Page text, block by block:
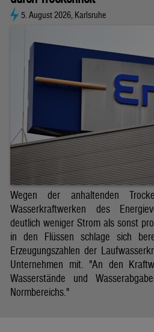
5. August 2026, Karlsruhe
Wegen der anhaltenden
Wasserkraftwerken des
deutlich weniger Strom als sonst
in den Flüssen schlage sich
Erzeugungszahlen der
Unternehmen mit. "An den
Wasserstände und
Normbereichs."